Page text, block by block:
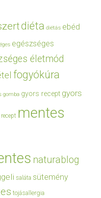
diéta diétás ebéd
egészséges
életmód
fogyókúra
gomba gyors recept gyors
recept mentes
naturablog
saláta sütemény
tojásallergia